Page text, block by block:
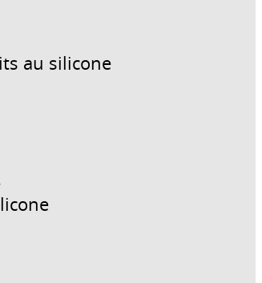
au silicone